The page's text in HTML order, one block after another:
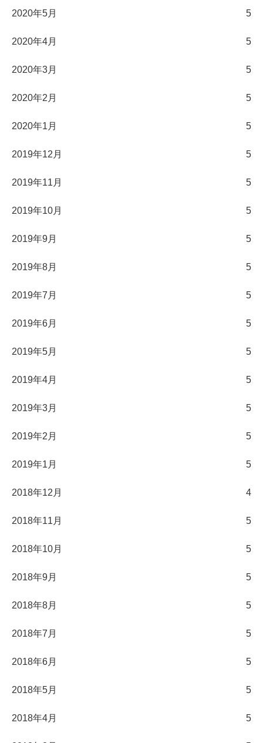
2020年5月 5
2020年4月 5
2020年3月 5
2020年2月 5
2020年1月 5
2019年12月 5
2019年11月 5
2019年10月 5
2019年9月 5
2019年8月 5
2019年7月 5
2019年6月 5
2019年5月 5
2019年4月 5
2019年3月 5
2019年2月 5
2019年1月 5
2018年12月 4
2018年11月 5
2018年10月 5
2018年9月 5
2018年8月 5
2018年7月 5
2018年6月 5
2018年5月 5
2018年4月 5